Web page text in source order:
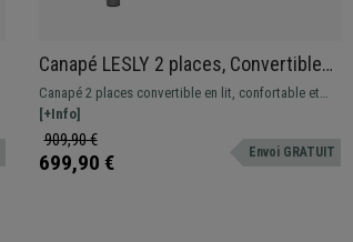
Canapé LESLY 2 places, Convertible
en Lit, Confortable et Fonctionnel, en
Velours, Bleu
Canapé 2 places convertible en lit, confortable et
fonctionnel, en velours
[+Info]
909,90 €
699,90 € Envoi GRATUIT